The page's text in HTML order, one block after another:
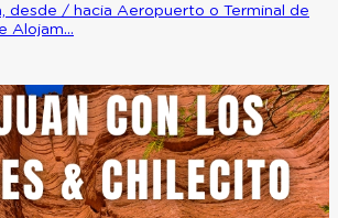
desde / hacia Aeropuerto o Terminal de
Alojam...